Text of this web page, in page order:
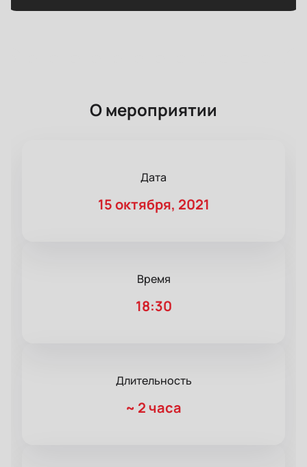
О мероприятии
Дата
15 октября, 2021
Время
18:30
Длительность
~ 2 часа